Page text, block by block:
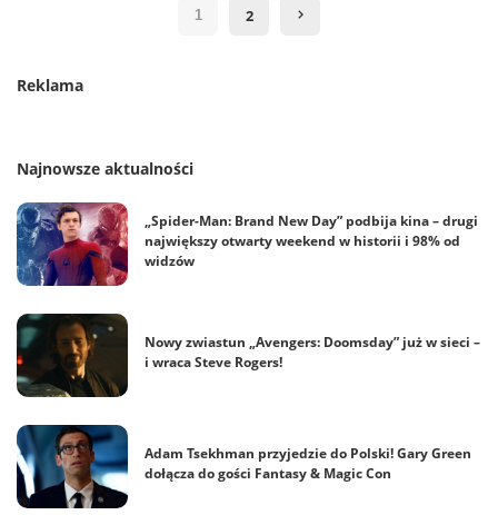
1 2
Reklama
Najnowsze aktualności
„Spider-Man: Brand New Day” podbija kina – drugi
największy otwarty weekend w historii i 98% od
widzów
Nowy zwiastun „Avengers: Doomsday” już w sieci –
i wraca Steve Rogers!
Adam Tsekhman przyjedzie do Polski! Gary Green
dołącza do gości Fantasy & Magic Con